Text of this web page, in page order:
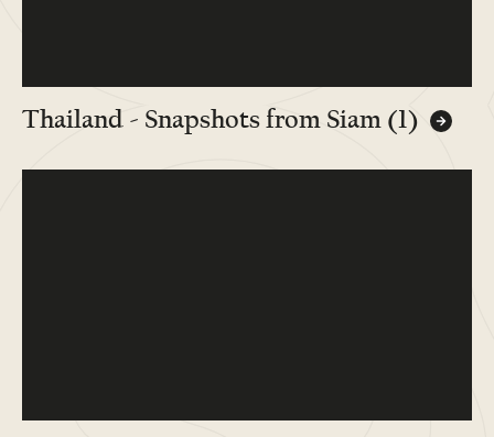
Thailand - Snapshots from Siam (1)